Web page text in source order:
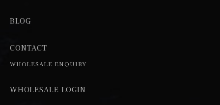
BLOG
CONTACT
WHOLESALE ENQUIRY
WHOLESALE LOGIN